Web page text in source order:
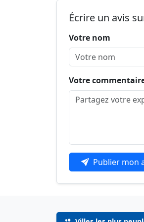
Écrire un avis
Votre nom
Votre
Publier mon